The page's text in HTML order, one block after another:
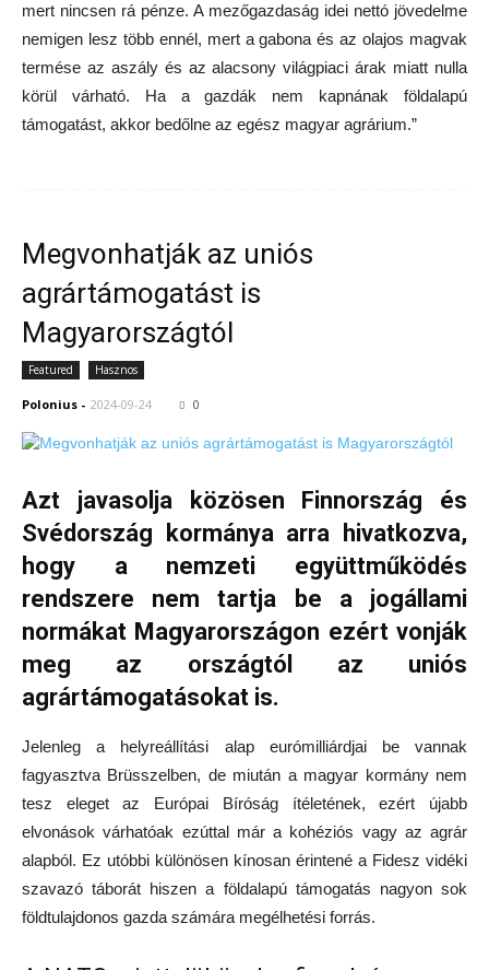
mert nincsen rá pénze. A mezőgazdaság idei nettó jövedelme
nemigen lesz több ennél, mert a gabona és az olajos magvak
termése az aszály és az alacsony világpiaci árak miatt nulla
körül várható. Ha a gazdák nem kapnának földalapú
támogatást, akkor bedőlne az egész magyar agrárium.”
Megvonhatják az uniós
agrártámogatást is
Magyarországtól
Featured Hasznos
Polonius - 2024-09-24 0
Azt javasolja közösen Finnország és
Svédország kormánya arra hivatkozva,
hogy a nemzeti együttműködés
rendszere nem tartja be a jogállami
normákat Magyarországon ezért vonják
meg az országtól az uniós
agrártámogatásokat is.
Jelenleg a helyreállítási alap eurómilliárdjai be vannak
fagyasztva Brüsszelben, de miután a magyar kormány nem
tesz eleget az Európai Bíróság ítéletének, ezért újabb
elvonások várhatóak ezúttal már a kohéziós vagy az agrár
alapból. Ez utóbbi különösen kínosan érintené a Fidesz vidéki
szavazó táborát hiszen a földalapú támogatás nagyon sok
földtulajdonos gazda számára megélhetési forrás.